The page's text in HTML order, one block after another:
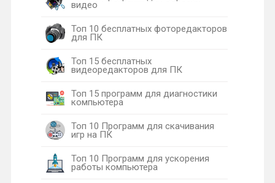
видео
Топ 10 бесплатных фоторедакторов
для ПК
Топ 15 бесплатных
видеоредакторов для ПК
Топ 15 программ для диагностики
компьютера
Топ 10 Программ для скачивания
игр на ПК
Топ 10 Программ для ускорения
работы компьютера